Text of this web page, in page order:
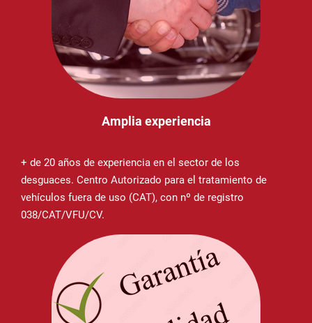
Amplia experiencia
+ de 20 años de experiencia en el sector de los
desguaces. Centro Autorizado para el tratamiento de
vehículos fuera de uso (CAT), con nº de registro
038/CAT/VFU/CV.